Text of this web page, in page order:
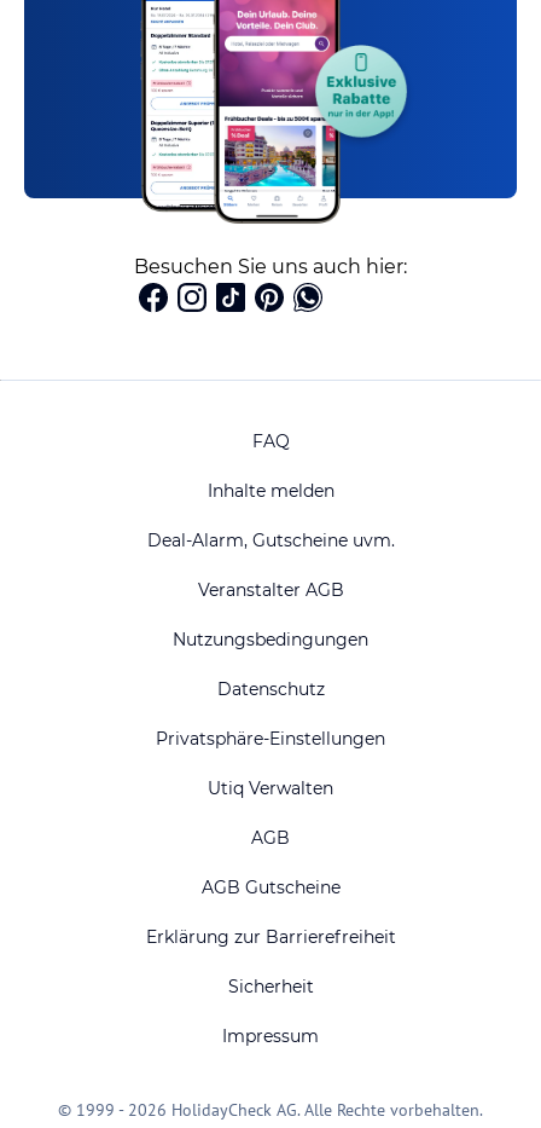
Besuchen Sie uns auch hier:
FAQ
Inhalte melden
Deal-Alarm, Gutscheine uvm.
Veranstalter AGB
Nutzungsbedingungen
Datenschutz
Privatsphäre-Einstellungen
Utiq Verwalten
AGB
AGB Gutscheine
Erklärung zur Barrierefreiheit
Sicherheit
Impressum
© 1999 - 2026 HolidayCheck AG. Alle Rechte vorbehalten.